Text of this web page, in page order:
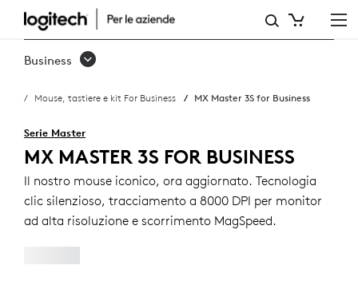
MX
MASTER
FOR
BUSINESS
Business
Mouse, tastiere e kit For Business MX Master 3S for Business
Serie Master
MX MASTER 3S FOR BUSINESS
Il nostro mouse iconico, ora aggiornato. Tecnologia
clic silenzioso, tracciamento a 8000 DPI per monitor
ad alta risoluzione e scorrimento MagSpeed.